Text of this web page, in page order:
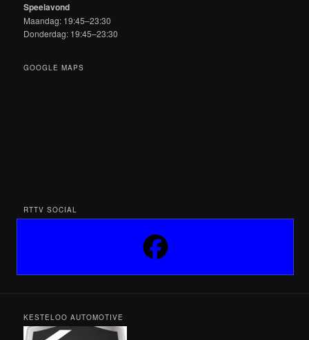
Speelavond
Maandag: 19:45–23:30
Donderdag: 19:45–23:30
GOOGLE MAPS
RTTV SOCIAL
KESTELOO AUTOMOTIVE